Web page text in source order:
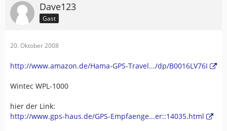
Dave123
Gast
20. Oktober 2008
http://www.amazon.de/Hama-GPS-Travel.../dp/B0016LV76I
Wintec WPL-1000
hier der Link:
http://www.gps-haus.de/GPS-Empfaenge...er::14035.html